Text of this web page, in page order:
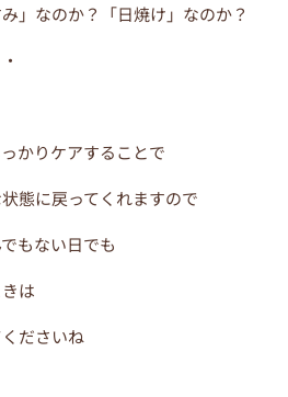
」なのか？「日焼け」なのか？
かりケアすることで
態に戻ってくれますので
もない日でも
は
ださいね